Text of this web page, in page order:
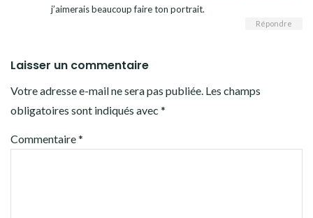
j’aimerais beaucoup faire ton portrait.
Répondre
Laisser un commentaire
Votre adresse e-mail ne sera pas publiée. Les champs
obligatoires sont indiqués avec *
Commentaire*